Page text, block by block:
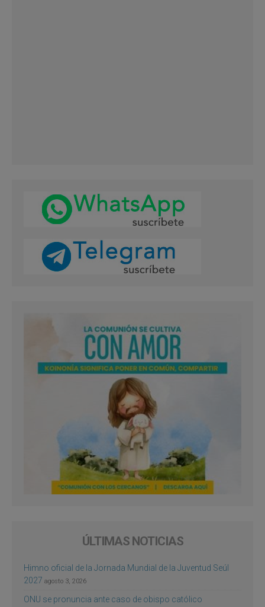
ÚLTIMAS NOTICIAS
Himno oficial de la Jornada Mundial de la Juventud Seúl
2027 agosto 3, 2026
ONU se pronuncia ante caso de obispo católico